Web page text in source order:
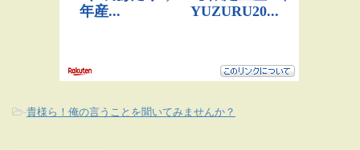
-貴様ら！俺の言うことを聞いてみませんか？